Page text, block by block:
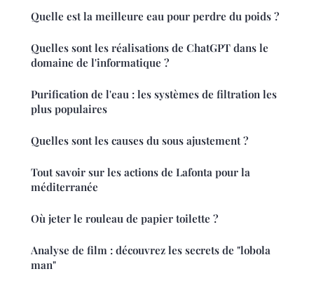
Quelle est la meilleure eau pour perdre du poids ?
Quelles sont les réalisations de ChatGPT dans le
domaine de l'informatique ?
Purification de l'eau : les systèmes de filtration les
plus populaires
Quelles sont les causes du sous ajustement ?
Tout savoir sur les actions de Lafonta pour la
méditerranée
Où jeter le rouleau de papier toilette ?
Analyse de film : découvrez les secrets de "lobola
man"